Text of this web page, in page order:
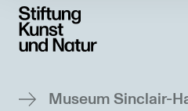
Museum Sinclair-